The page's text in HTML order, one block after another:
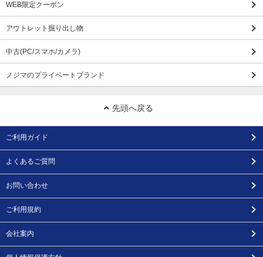
WEB限定クーポン
アウトレット掘り出し物
中古(PC/スマホ/カメラ)
ノジマのプライベートブランド
先頭へ戻る
ご利用ガイド
よくあるご質問
お問い合わせ
ご利用規約
会社案内